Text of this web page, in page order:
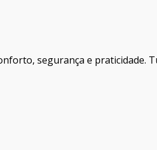
segurança e praticidade.